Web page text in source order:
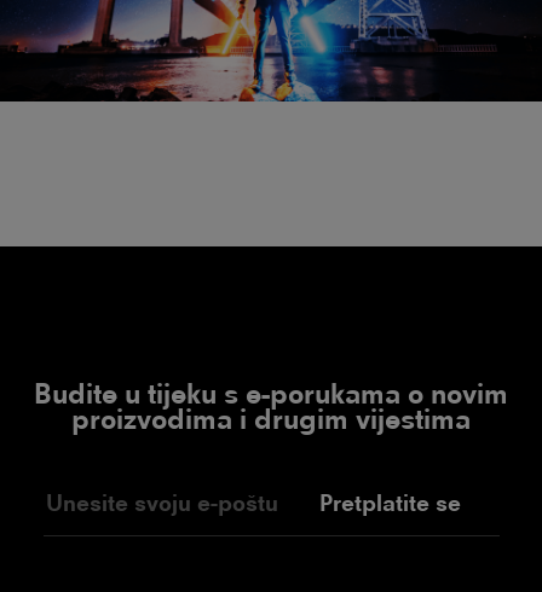
Budite u tijeku s e-porukama o novim
proizvodima i drugim vijestima
Pretplatite se